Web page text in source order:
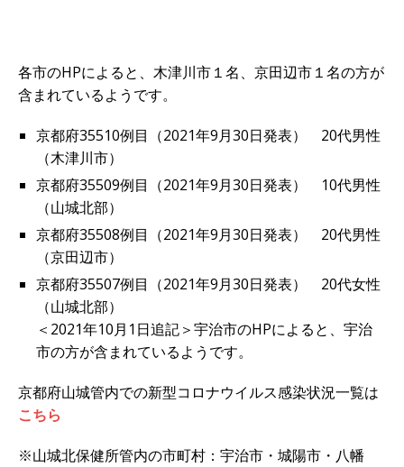
各市のHPによると、木津川市１名、京田辺市１名の方が
含まれているようです。
京都府35510例目（2021年9月30日発表） 20代男性
（木津川市）
京都府35509例目（2021年9月30日発表） 10代男性
（山城北部）
京都府35508例目（2021年9月30日発表） 20代男性
（京田辺市）
京都府35507例目（2021年9月30日発表） 20代女性
（山城北部）
＜2021年10月1日追記＞宇治市のHPによると、宇治
市の方が含まれているようです。
京都府山城管内での新型コロナウイルス感染状況一覧は
こちら
※山城北保健所管内の市町村：宇治市・城陽市・八幡